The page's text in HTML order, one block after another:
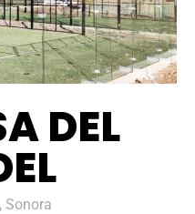
DEL
Sonora